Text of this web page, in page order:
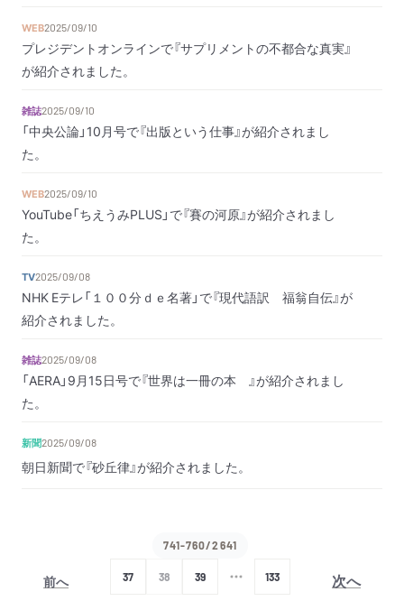
WEB2025/09/10
プレジデントオンラインで『サプリメントの不都合な真実』
が紹介されました。
雑誌2025/09/10
「中央公論」10月号で『出版という仕事』が紹介されまし
た。
WEB2025/09/10
YouTube「ちえうみPLUS」で『賽の河原』が紹介されまし
た。
TV2025/09/08
NHK Eテレ「１００分ｄｅ名著」で『現代語訳 福翁自伝』が
紹介されました。
雑誌2025/09/08
「AERA」9月15日号で『世界は一冊の本 』が紹介されまし
た。
新聞2025/09/08
朝日新聞で『砂丘律』が紹介されました。
前へ
741-760/2641
37 38 39 133 次へ